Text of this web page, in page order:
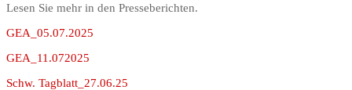
Lesen Sie mehr in den Presseberichten.
GEA_05.07.2025
GEA_11.072025
Schw. Tagblatt_27.06.25